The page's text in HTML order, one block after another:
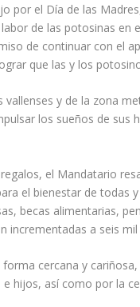
por el Día de las
de las potosinas en
de continuar con el
que las y los
vallenses y de la zona
los sueños de sus
el Mandatario
el bienestar de todas
becas alimentarias,
incrementadas a seis mil
forma cercana y
e hijos, así como por la